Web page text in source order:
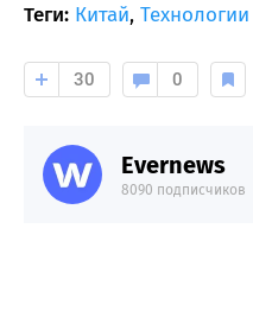
Теги: Китай, Технологии
30 0
Evernews
8090 подписчиков